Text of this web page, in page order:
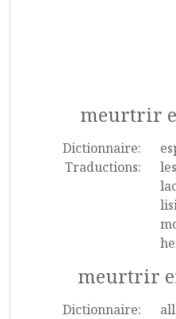
meurtrir
Dictionnaire:
Traductions:
meurtrir
Dictionnaire: